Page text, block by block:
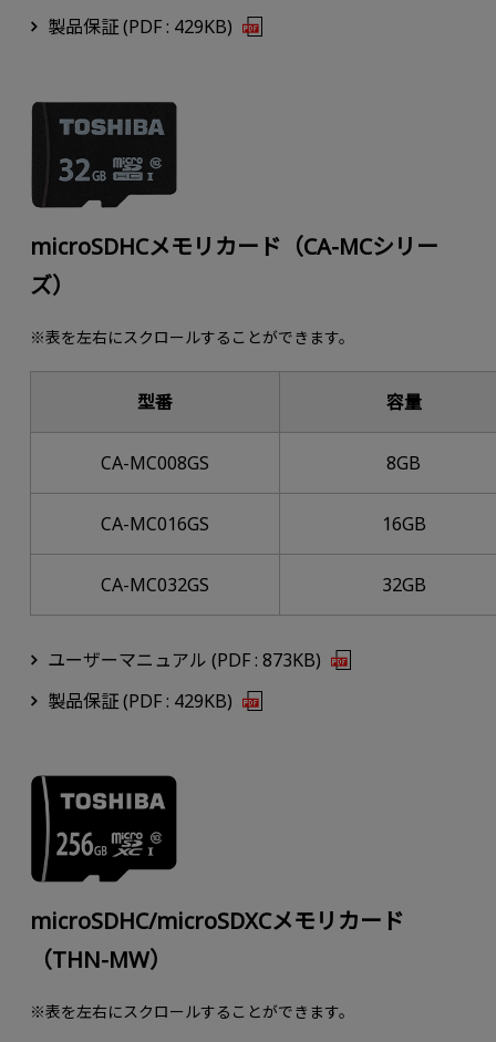
製品保証 (PDF : 429KB)
microSDHCメモリカード（CA-MCシリー
ズ）
※表を左右にスクロールすることができます。
型番 容量
CA-MC008GS 8GB
CA-MC016GS 16GB
CA-MC032GS 32GB
ユーザーマニュアル (PDF : 873KB)
製品保証 (PDF : 429KB)
microSDHC/microSDXCメモリカード
（THN-MW）
※表を左右にスクロールすることができます。